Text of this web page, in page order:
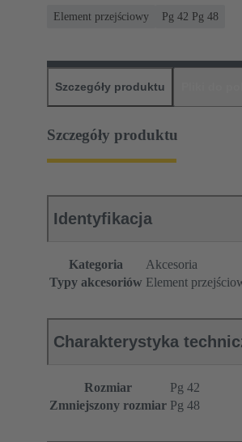
Element przejściowy Pg 42 Pg 48
Szczegóły produktu
Szczegóły produktu
Identyfikacja
Kategoria
Akcesoria
Typy akcesoriów Element
Charakterystyka
Rozmiar
Pg 42
Zmniejszony rozmiar Pg 48